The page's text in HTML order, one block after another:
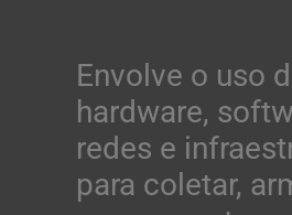
Envolve o uso
hardware,
redes e
para coletar,